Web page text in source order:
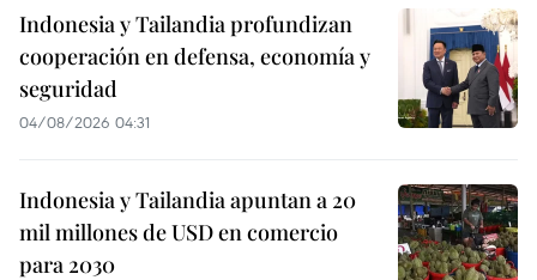
Indonesia y Tailandia profundizan
cooperación en defensa, economía y
seguridad
04/08/2026 04:31
Indonesia y Tailandia apuntan a 20
mil millones de USD en comercio
para 2030